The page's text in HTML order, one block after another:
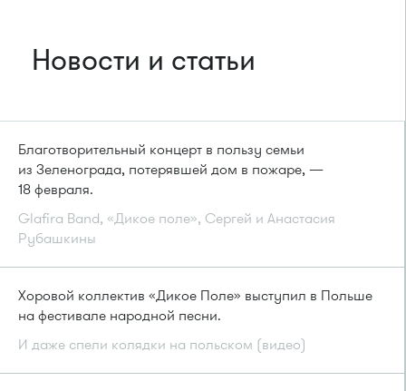
Новости и статьи
Благотворительный концерт в пользу семьи
из Зеленограда, потерявшей дом в пожаре, —
18 февраля.
Glafira Band, «Дикое поле», Сергей и Анастасия
Рубашкины
Хоровой коллектив «Дикое Поле» выступил в Польше
на фестивале народной песни.
И даже спели колядки на польском (видео)